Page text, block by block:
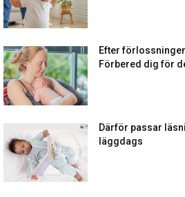
Efter
Förbered dig för
Därför passar
läggdags